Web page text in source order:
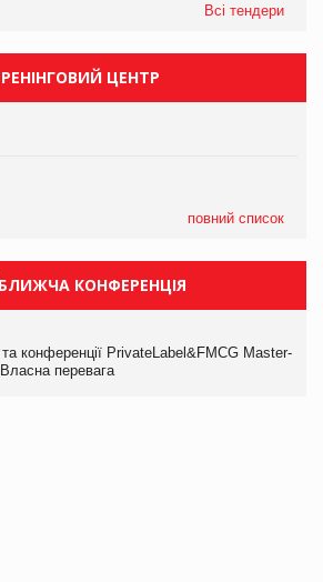
Всі тендери
ЦЕНТР
повний список
КОНФЕРЕНЦІЯ
конференції PrivateLabel&FMCG Master-
перевага